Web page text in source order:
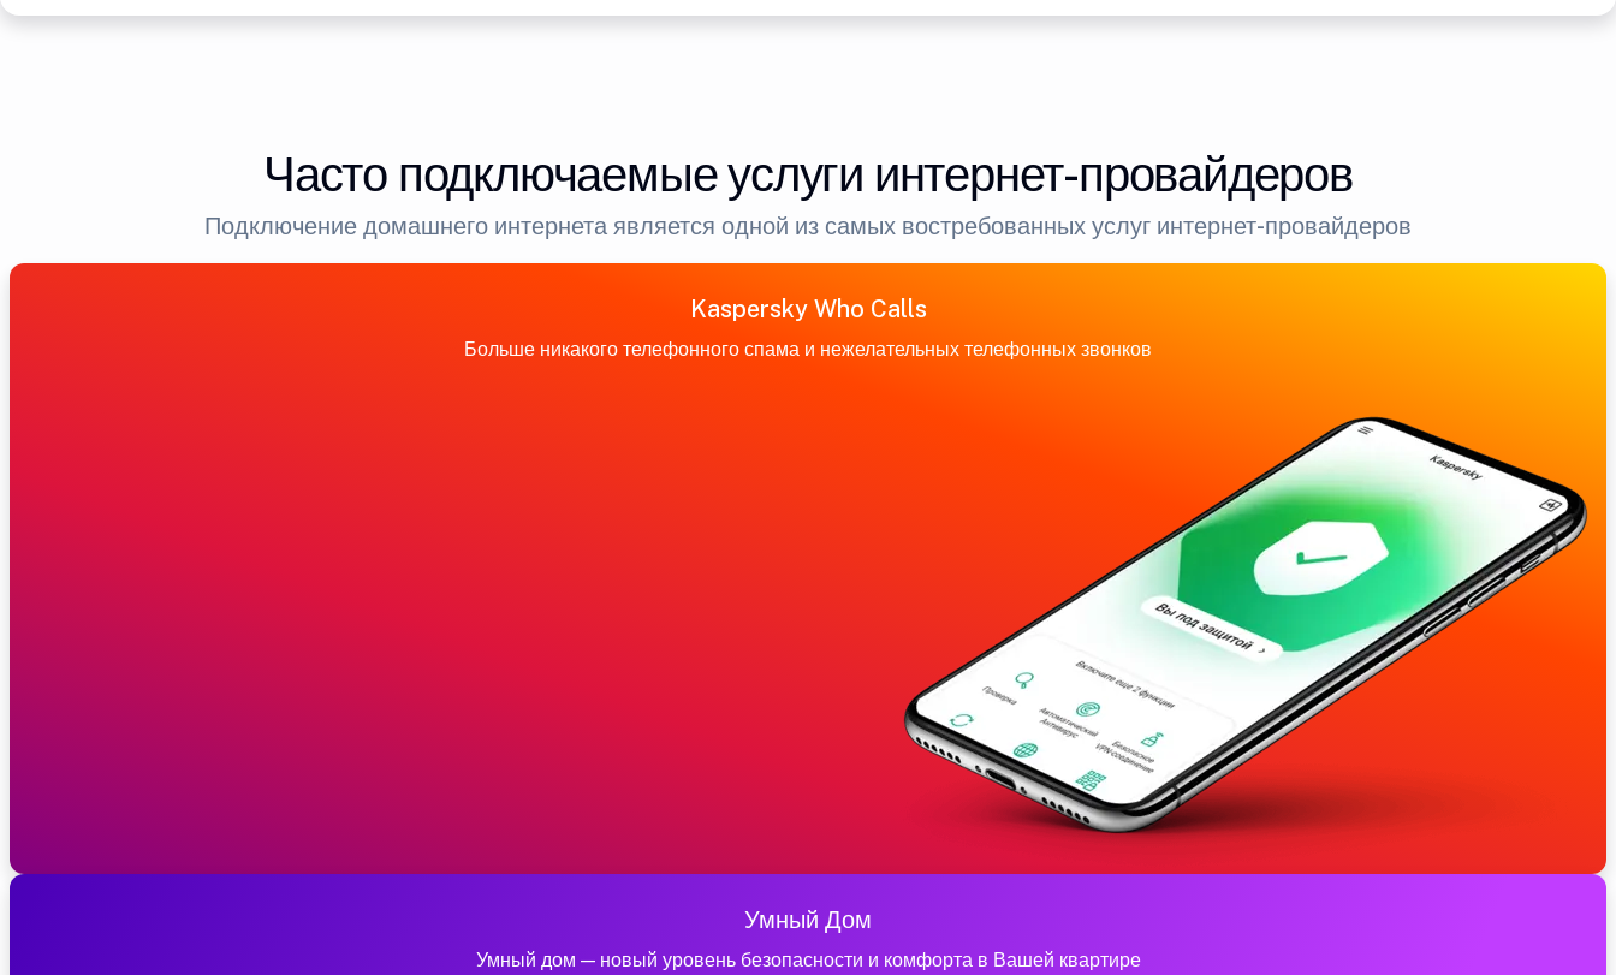
Часто подключаемые услуги интернет-провайдеров
Подключение домашнего интернета является одной из самых востребованных услуг интернет-провайдеров
Kaspersky Who Calls
Больше никакого телефонного спама и нежелательных телефонных звонков
Умный Дом
Умный дом — новый уровень безопасности и комфорта в Вашей квартире